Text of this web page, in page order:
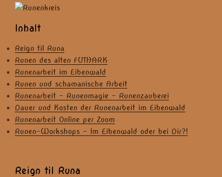
Inhalt
Reign til Runa
Runen des alten FUTHARK
Runenarbeit im Eibenwald
Runen und schamanische Arbeit
Runenarbeit – Runenmagie – Runenzauberei
Dauer und Kosten der Runenarbeit im Eibenwald
Runenarbeit Online per Zoom
Runen-Workshops – Im Eibenwald oder bei Dir?!
Reign til Runa